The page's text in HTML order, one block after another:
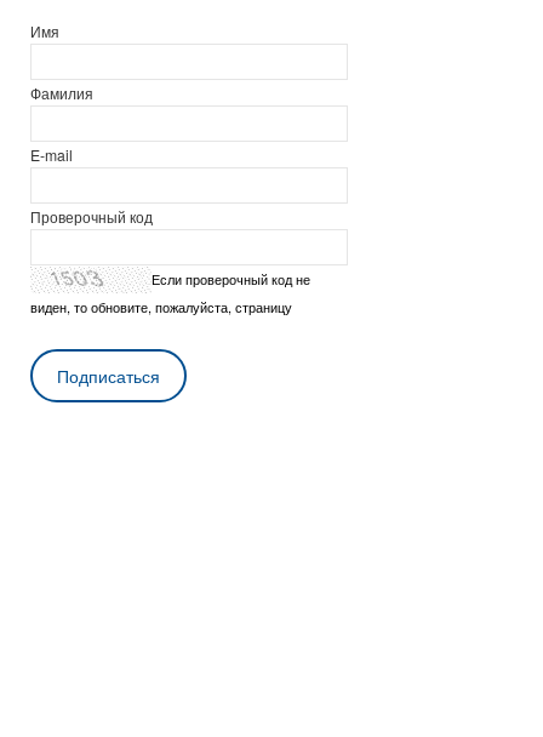
Имя
Фамилия
E-mail
Проверочный код
Если проверочный код не
виден, то обновите, пожалуйста, страницу